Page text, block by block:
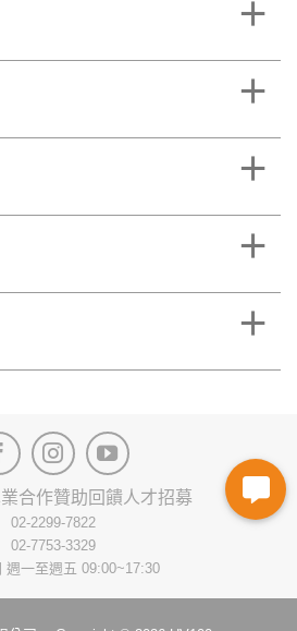
合作贊助回饋人才招募
02-2299-7822
02-7753-3329
週一至週五 09:00~17:30